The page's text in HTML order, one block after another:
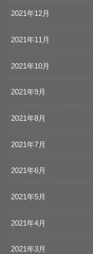
2021年12月
2021年11月
2021年10月
2021年9月
2021年8月
2021年7月
2021年6月
2021年5月
2021年4月
2021年3月